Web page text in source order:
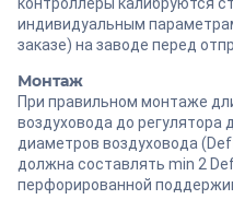
индивидуальным
заказе) на заводе перед
Монтаж
При правильном монтаже
воздуховода до регулятора
диаметров воздуховода
должна составлять min 2
перфорированной